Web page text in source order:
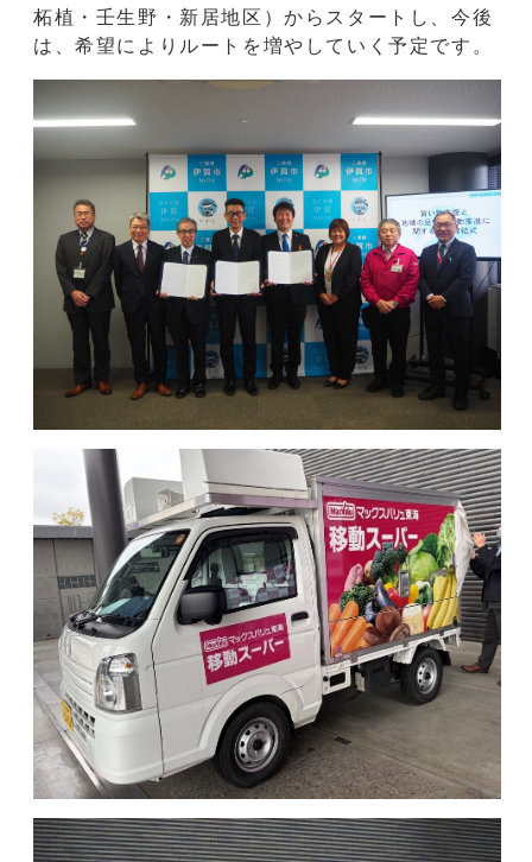
柘植・壬生野・新居地区）からスタートし、今後
は、希望によりルートを増やしていく予定です。